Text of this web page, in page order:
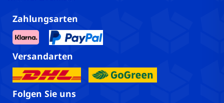
Zahlungsarten
Versandarten
Folgen Sie uns